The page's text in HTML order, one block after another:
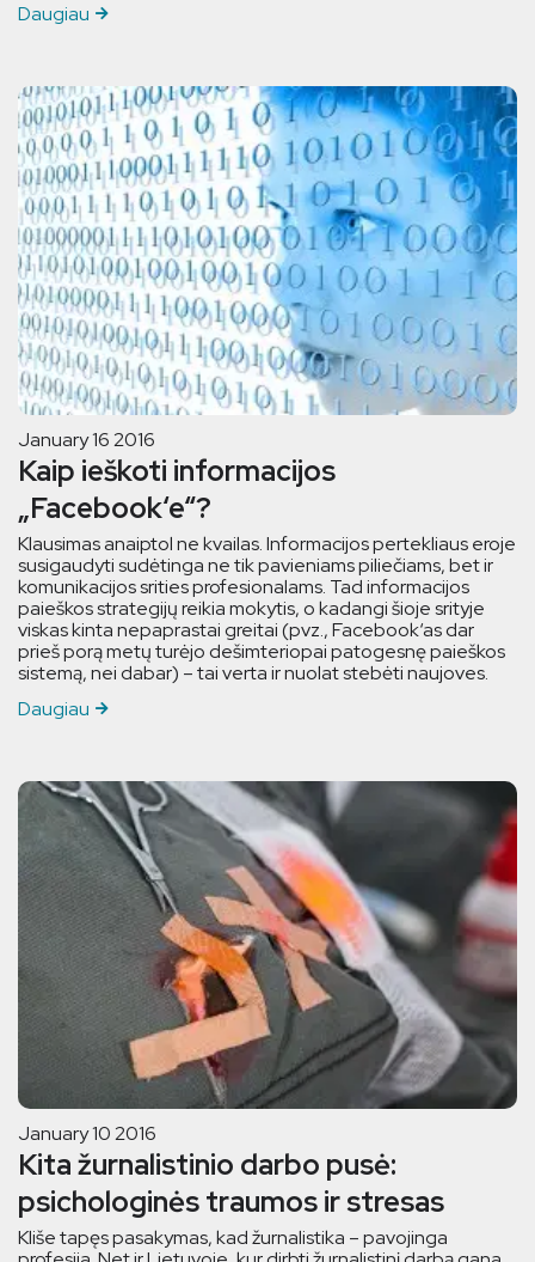
Daugiau
January 16 2016
Kaip ieškoti informacijos
„Facebook‘e“?
Klausimas anaiptol ne kvailas. Informacijos pertekliaus eroje
susigaudyti sudėtinga ne tik pavieniams piliečiams, bet ir
komunikacijos srities profesionalams. Tad informacijos
paieškos strategijų reikia mokytis, o kadangi šioje srityje
viskas kinta nepaprastai greitai (pvz., Facebook‘as dar
prieš porą metų turėjo dešimteriopai patogesnę paieškos
sistemą, nei dabar) – tai verta ir nuolat stebėti naujoves.
Daugiau
January 10 2016
Kita žurnalistinio darbo pusė:
psichologinės traumos ir stresas
Kliše tapęs pasakymas, kad žurnalistika – pavojinga